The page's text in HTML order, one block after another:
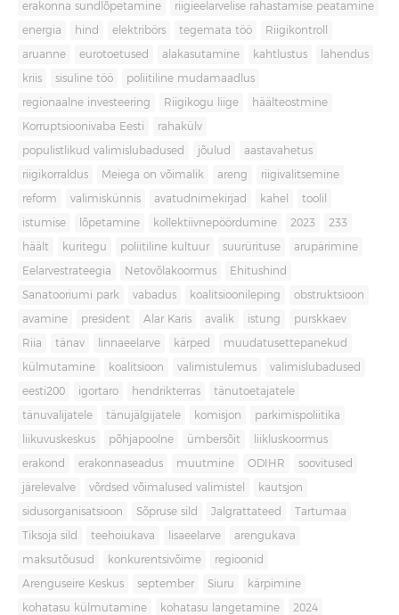
erakonna sundlõpetamine riigieelarvelise rahastamise peatamine
energia hind elektribörs tegemata töö Riigikontroll
aruanne eurotoetused alakasutamine kahtlustus lahendus
kriis sisuline töö poliitiline mudamaadlus
regionaalne investeering Riigikogu liige häälteostmine
Korruptsioonivaba Eesti rahakülv
populistlikud valimislubadused jõulud aastavahetus
riigikorraldus Meiega on võimalik areng riigivalitsemine
reform valimiskünnis avatudnimekirjad kahel toolil
istumise lõpetamine kollektiivnepöördumine 2023 233
häält kuritegu poliitiline kultuur suurürituse arupärimine
Eelarvestrateegia Netovõlakoormus Ehitushind
Sanatooriumi park vabadus koalitsioonileping obstruktsioon
avamine president Alar Karis avalik istung purskkaev
Riia tänav linnaeelarve kärped muudatusettepanekud
külmutamine koalitsioon valimistulemus valimislubadused
eesti200 igortaro hendrikterras tänutoetajatele
tänuvalijatele tänujälgijatele komisjon parkimispoliitika
liikuvuskeskus põhjapoolne ümbersõit liikluskoormus
erakond erakonnaseadus muutmine ODIHR soovitused
järelevalve võrdsed võimalused valimistel kautsjon
sidusorganisatsioon Sõpruse sild Jalgrattateed Tartumaa
Tiksoja sild teehoiukava lisaeelarve arengukava
maksutõusud konkurentsivõime regioonid
Arenguseire Keskus september Siuru kärpimine
kohatasu külmutamine kohatasu langetamine 2024